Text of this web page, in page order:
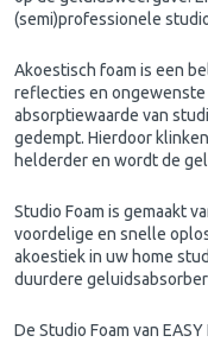
(semi)professionele
Akoestisch foam is een
reflecties en ongewenste
absorptiewaarde van
gedempt. Hierdoor
helderder en wordt de
Studio Foam is gemaakt
voordelige en snelle
akoestiek in uw home
duurdere
De Studio Foam van